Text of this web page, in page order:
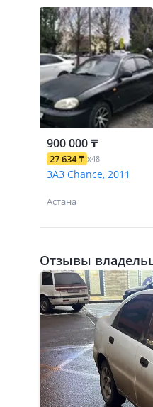
900 000 ₸
27 634₸ x48
ЗАЗ Chance, 2011
Астана
Отзывы